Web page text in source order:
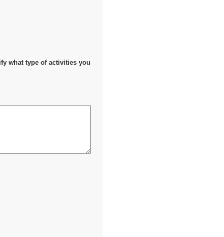
what type of activities you